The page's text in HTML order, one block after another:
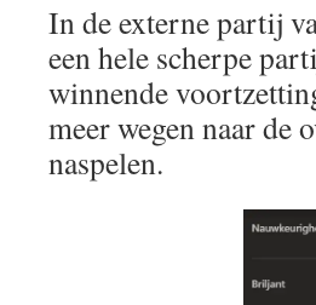
In de externe partij
een hele scherpe
winnende
meer wegen naar
naspelen.